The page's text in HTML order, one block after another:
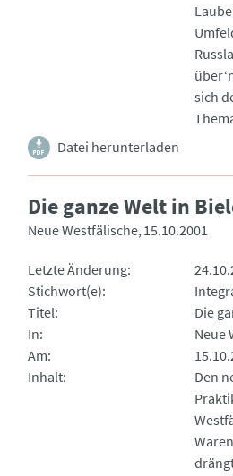
sich
Datei herunterladen
Die ganze Welt in
Neue Westfälische 15.10.2001
Letzte Änderung
Stichwort(e)
Titel
Die
In
Neue
Am
Inhalt
Den